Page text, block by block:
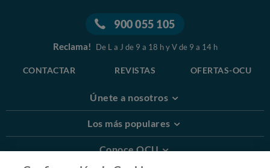
900 055 105
Reclama! De L a J de 9 a 18 h y V de 9 a 14 h
CONTACTAR REVISTAS OFERTAS-OCU
Únete a nosotros
Los más populares
Conoce OCU